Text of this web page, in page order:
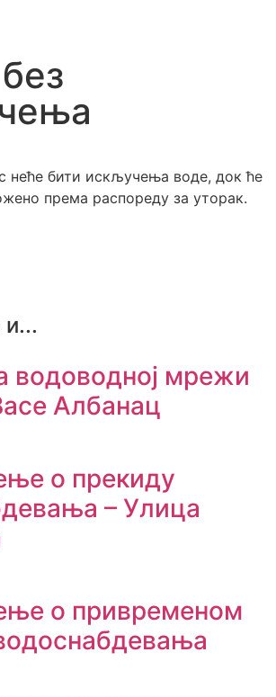
неће бити искључења воде, док ће
према распореду за уторак.
и...
водоводној мрежи
Албанац
о прекиду
– Улица
о привременом